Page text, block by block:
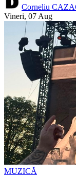
Corneliu
Vineri, 07 Aug
MUZICĂ